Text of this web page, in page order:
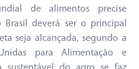
de alimentos precise
deverá ser o principal
seja alcançada, segundo a
para Alimentação e